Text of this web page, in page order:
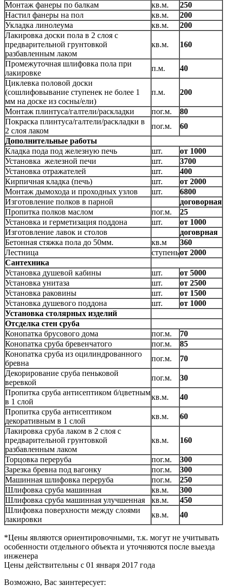
Монтаж фанеры по балкам
кв.м.
250
Настил фанеры на пол
кв.м.
200
Укладка линолеума
кв.м.
200
Лакировка доски пола в 2 слоя с
предварительной грунтовкой
разбавленным лаком
кв.м. 160
Промежуточная шлифовка пола при
лакировке
п.м.
40
Циклевка половой доски
(сошлифовывание ступенек не более 1
мм на доске из сосны/ели)
п.м. 200
Монтаж плинтуса/галтели/раскладки пог.м.
80
Покраска плинтуса/галтели/раскладки в
2 слоя лаком
пог.м.
60
Дополнительные работы
Кладка пода под железную печь
шт.
от 1000
Установка железной печи
шт.
3700
Установка отражателей
шт.
400
Кирпичная кладка (печь)
шт.
от 2000
Монтаж дымохода и проходных узлов
шт.
6800
Изготовление полков в парной
договорная
Пропитка полков маслом
пог.м.
25
Установка и герметизация поддона
шт.
от 1000
Изготовление лавок и столов
договрная
Бетонная стяжка пола до 50мм.
кв.м
360
Лестница
ступеньот 2000
Сантехника
Установка душевой кабины
шт.
от 5000
Установка унитаза
шт.
от 2500
Установка раковины
шт.
от 1500
Установка душевого поддона
шт.
от 1000
Установка столярных изделий
Отсделка стен сруба
Конопатка брусового дома
пог.м.
70
Конопатка сруба бревенчатого
пог.м.
85
Конопатка сруба из оцилиндрованного
бревна
пог.м.
70
Декорирование сруба пеньковой
веревкой
пог.м.
30
Пропитка сруба антисептиком б/цветным
в 1 слой
кв.м.
40
Пропитка сруба антисептиком
декоративным в 1 слой
кв.м.
60
Лакировка сруба лаком в 2 слоя с
предварительной грунтовкой
разбавленным лаком
кв.м. 160
Торцовка переруба пог.м.
300
Зарезка бревна под вагонку
пог.м.
300
Машинная шлифовка переруба
пог.м.
250
Шлифовка сруба машинная
кв.м.
300
Шлифовка сруба машинная улучшенная
кв.м.
450
Шлифовка поверхности между слоями
лакировки
кв.м. 40
*Цены являются ориентировочными, т.к. могут не учитывать
особенности отдельного объекта и уточняются после выезда
инженера
Цены действительны с 01 января 2017 года
Возможно, Вас заинтересует: